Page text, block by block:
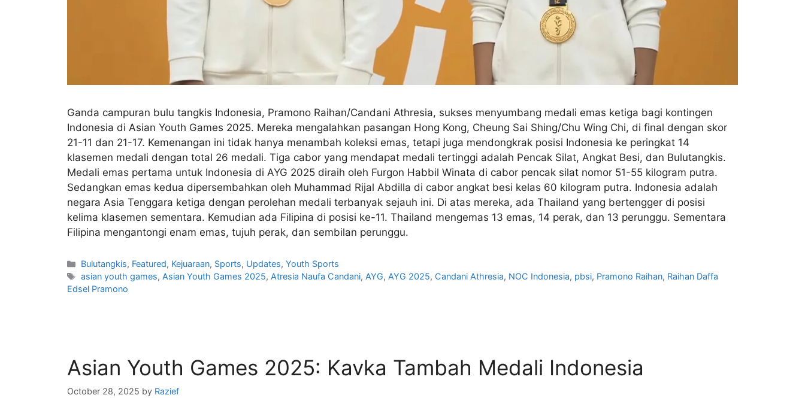
Ganda campuran bulu tangkis Indonesia, Pramono Raihan/Candani Athresia, sukses menyumbang medali emas ketiga bagi kontingen
Indonesia di Asian Youth Games 2025. Mereka mengalahkan pasangan Hong Kong, Cheung Sai Shing/Chu Wing Chi, di final dengan skor
21-11 dan 21-17. Kemenangan ini tidak hanya menambah koleksi emas, tetapi juga mendongkrak posisi Indonesia ke peringkat 14
klasemen medali dengan total 26 medali. Tiga cabor yang mendapat medali tertinggi adalah Pencak Silat, Angkat Besi, dan Bulutangkis.
Medali emas pertama untuk Indonesia di AYG 2025 diraih oleh Furgon Habbil Winata di cabor pencak silat nomor 51-55 kilogram putra.
Sedangkan emas kedua dipersembahkan oleh Muhammad Rijal Abdilla di cabor angkat besi kelas 60 kilogram putra. Indonesia adalah
negara Asia Tenggara ketiga dengan perolehan medali terbanyak sejauh ini. Di atas mereka, ada Thailand yang bertengger di posisi
kelima klasemen sementara. Kemudian ada Filipina di posisi ke-11. Thailand mengemas 13 emas, 14 perak, dan 13 perunggu. Sementara
Filipina mengantongi enam emas, tujuh perak, dan sembilan perunggu.
Bulutangkis, Featured, Kejuaraan, Sports, Updates,Youth Sports
asian youth games, Asian Youth Games 2025, Atresia Naufa Candani, AYG, AYG 2025, Candani Athresia, NOC Indonesia, pbsi, Pramono Raihan, Raihan Daffa
Edsel Pramono
Asian Youth Games 2025: Kavka Tambah Medali Indonesia
October 28, 2025 by Razief